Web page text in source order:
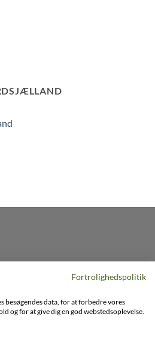
på alle pakker - Husk der er fri
DKK395
Fortrolighedspolitik
besøgendes data, for at forbedre vores
og for at give dig en god webstedsoplevelse.